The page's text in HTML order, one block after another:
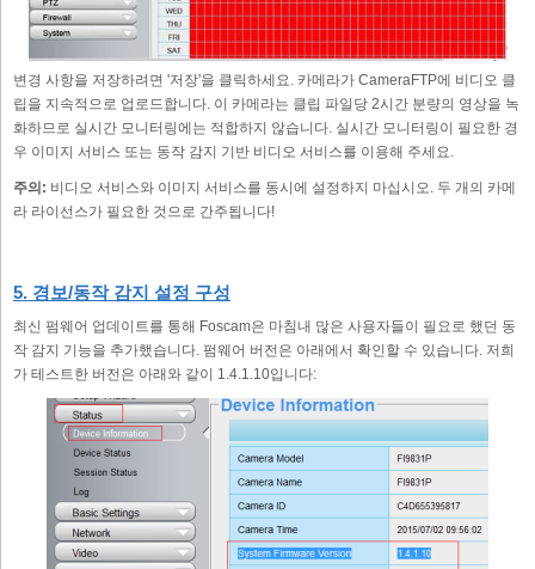
변경 사항을 저장하려면 '저장'을 클릭하세요. 카메라가 CameraFTP에 비디오 클
립을 지속적으로 업로드합니다. 이 카메라는 클립 파일당 2시간 분량의 영상을 녹
화하므로 실시간 모니터링에는 적합하지 않습니다. 실시간 모니터링이 필요한 경
우 이미지 서비스 또는 동작 감지 기반 비디오 서비스를 이용해 주세요.
주의: 비디오 서비스와 이미지 서비스를 동시에 설정하지 마십시오. 두 개의 카메
라 라이선스가 필요한 것으로 간주됩니다!
5. 경보/동작 감지 설정 구성
최신 펌웨어 업데이트를 통해 Foscam은 마침내 많은 사용자들이 필요로 했던 동
작 감지 기능을 추가했습니다. 펌웨어 버전은 아래에서 확인할 수 있습니다. 저희
가 테스트한 버전은 아래와 같이 1.4.1.10입니다: